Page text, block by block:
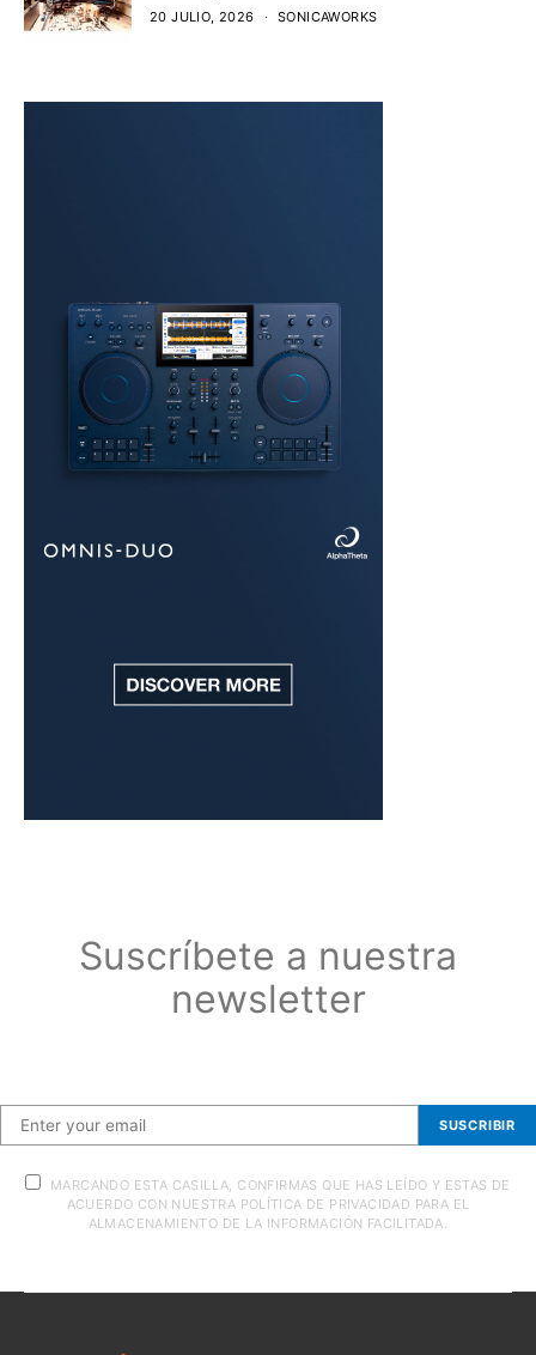
20 JULIO, 2026 SONICAWORKS
Suscríbete a nuestra
newsletter
SUSCRIBIR
MARCANDO ESTA CASILLA, CONFIRMAS QUE HAS LEÍDO Y ESTAS DE
ACUERDO CON NUESTRA POLÍTICA DE PRIVACIDAD PARA EL
ALMACENAMIENTO DE LA INFORMACIÓN FACILITADA.